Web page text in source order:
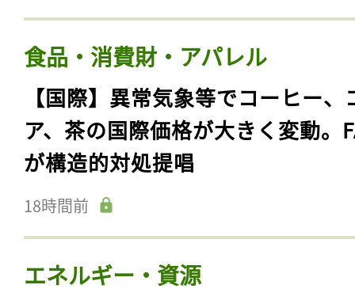
食品・消費財・アパレル
【国際】異常気象等でコーヒー、
ア、茶の国際価格が大きく変動。
が構造的対処提唱
18時間前
エネルギー・資源